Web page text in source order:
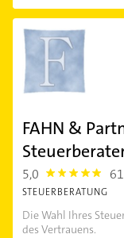
FAHN &
5,0 5.0
STEUERBERATUNG
Die Wahl Ihres
des Vertrauens.